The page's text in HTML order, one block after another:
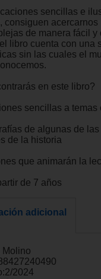
sencillas e
consiguen
de manera fácil y
libro cuenta con una
sin las cuales el
en este libro?
sencillas a temas
de algunas de
de la historia
que animarán la
de 7 años
adicional
Molino
2/2024